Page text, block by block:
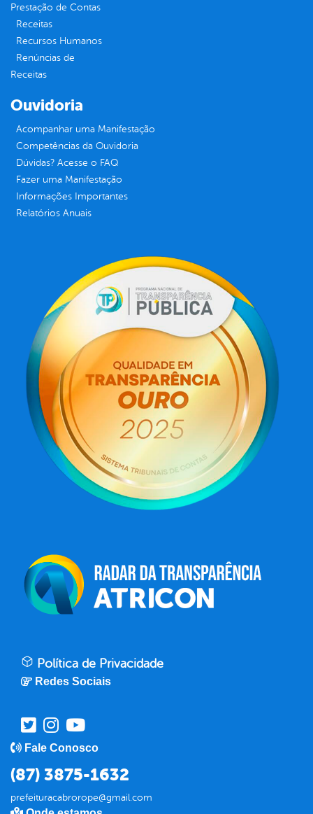
Prestação de Contas
Receitas
Recursos Humanos
Renúncias de
Receitas
Ouvidoria
Acompanhar uma Manifestação
Competências da Ouvidoria
Dúvidas? Acesse o FAQ
Fazer uma Manifestação
Informações Importantes
Relatórios Anuais
Política de Privacidade
Redes Sociais
Fale Conosco
(87) 3875-1632
prefeituracabrorope@gmail.com